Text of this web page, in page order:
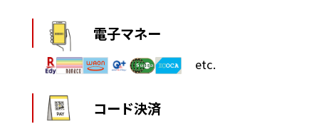
電子マネー
etc.
コード決済